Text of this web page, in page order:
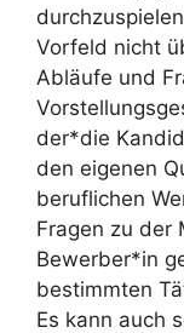
Vorfeld nicht
Abläufe und
der*die
den eigenen
beruflichen
Fragen zu der
Bewerber*in
bestimmten
Es kann auch